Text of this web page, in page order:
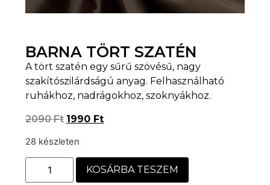
BARNA TÖRT SZATÉN
A tört szatén egy sűrű szövésű, nagy
szakítószilárdságú anyag. Felhasználható
ruhákhoz, nadrágokhoz, szoknyákhoz.
2090Ft 1990 Ft
28 készleten
KOSÁRBA TESZEM